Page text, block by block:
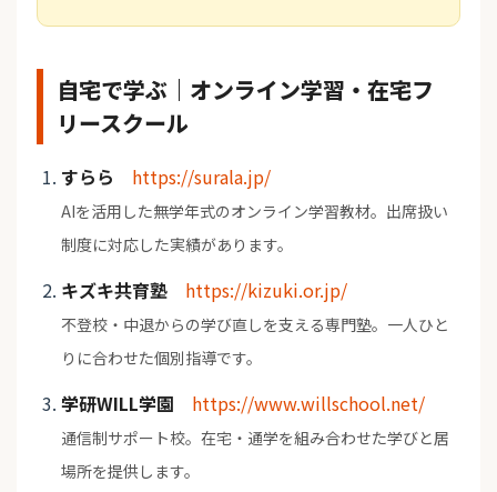
自宅で学ぶ｜オンライン学習・在宅フ
リースクール
すらら https://surala.jp/
AIを活用した無学年式のオンライン学習教材。出席扱い
制度に対応した実績があります。
キズキ共育塾 https://kizuki.or.jp/
不登校・中退からの学び直しを支える専門塾。一人ひと
りに合わせた個別指導です。
学研WILL学園 https://www.willschool.net/
通信制サポート校。在宅・通学を組み合わせた学びと居
場所を提供します。